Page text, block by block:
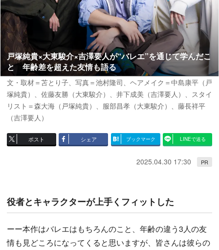
戸塚純貴×大東駿介×吉澤要人が“バレエ”を通じて学んだこ
と 年齢差を超えた友情も語る
文・取材＝苫とり子、 写真＝池村隆司、ヘアメイク＝中島康平（戸
塚純貴）、佐藤友勝（大東駿介）、井下成美（吉澤要人）、スタイ
リスト＝森大海（戸塚純貴）、服部昌孝（大東駿介）、藤長祥平
（吉澤要人）
ポスト シェア ブックマーク LINEで送る
2025.04.30 17:30 PR
役者とキャラクターが上手くフィットした
ーー本作はバレエはもちろんのこと、年齢の違う3人の友
情も見どころになってくると思いますが、皆さんは彼らの